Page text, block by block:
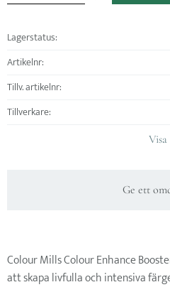
Lagerstatus
Artikelnr
Tillv. artikelnr
Tillverkare
Ge ett
Colour Mills Colour Enhance
att skapa livfulla och intensiva